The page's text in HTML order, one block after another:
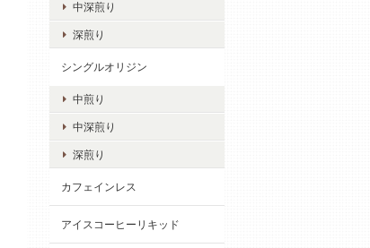
中深煎り
深煎り
シングルオリジン
中煎り
中深煎り
深煎り
カフェインレス
アイスコーヒーリキッド